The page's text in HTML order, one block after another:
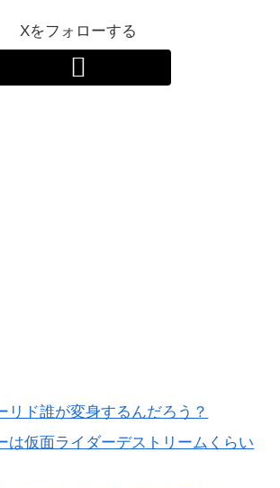
Xをフォローする
リド誰が変身するんだろう？
は仮面ライダーデストリームくらい